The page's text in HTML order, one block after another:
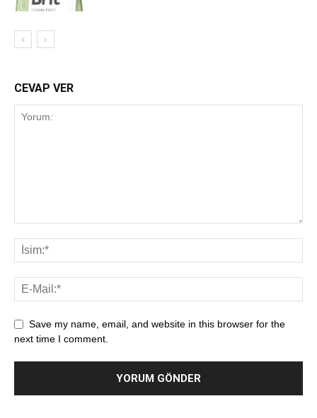
CEVAP VER
Save my name, email, and website in this browser for the
next time I comment.